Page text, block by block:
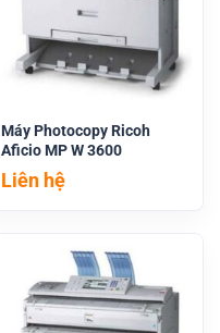
Máy Photocopy Ricoh
Aficio MP W 3600
Liên hệ